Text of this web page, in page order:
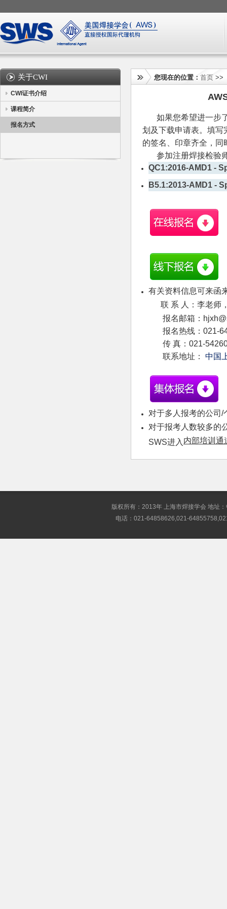
关于CWI
CWI证书介绍
课程简介
报名方式
您现在的位置： 首页 >>
如果您希望进一步
划及下载申请表。填写
的签名、印章齐全，同
参加注册焊接检验师
QC1:2016-AMD1 -
B5.1:2013-AMD1 -
有关资料信息可来函
联 系 人：李老师
报名邮箱：
报名热线：021-
传 真：021-
联系地址：
中国
对于多人报考的公司
对于报考人数较多的
SWS进入 内部培训通
版权所有：2013年 上海市焊接学会 地址
电话：021-64858626,021-